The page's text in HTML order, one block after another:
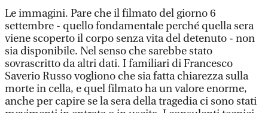
Le immagini. Pare che il filmato del giorno 6
settembre - quello fondamentale perché quella sera
viene scoperto il corpo senza vita del detenuto - non
sia disponibile. Nel senso che sarebbe stato
sovrascritto da altri dati. I familiari di Francesco
Saverio Russo vogliono che sia fatta chiarezza sulla
morte in cella, e quel filmato ha un valore enorme,
anche per capire se la sera della tragedia ci sono stati